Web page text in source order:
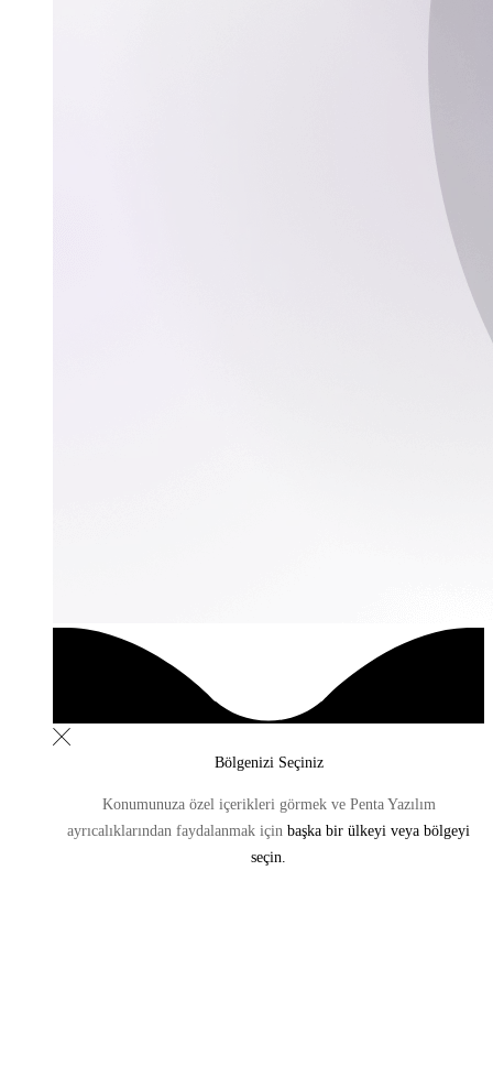
Bölgenizi Seçiniz
Konumunuza özel içerikleri görmek ve Penta Yazılım
ayrıcalıklarından faydalanmak için başka bir ülkeyi veya bölgeyi
seçin.